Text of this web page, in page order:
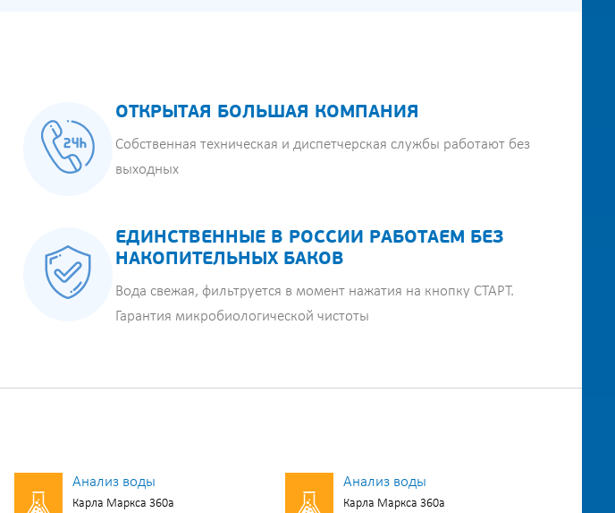
ОТКРЫТАЯ БОЛЬШАЯ КОМПАНИЯ
Собственная техническая и диспетчерская службы работают без
выходных
ЕДИНСТВЕННЫЕ В РОССИИ РАБОТАЕМ БЕЗ
НАКОПИТЕЛЬНЫХ БАКОВ
Вода свежая, фильтруется в момент нажатия на кнопку СТАРТ.
Гарантия микробиологической чистоты
Анализ воды
Карла Маркса 360а
Анализ воды
Карла Маркса 360а